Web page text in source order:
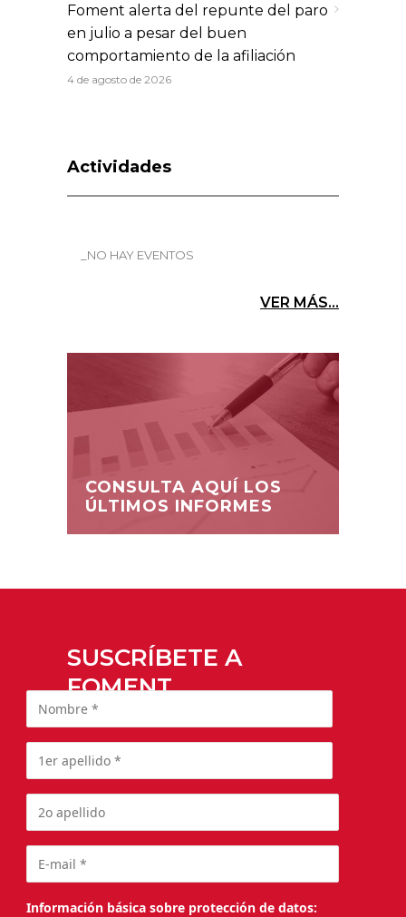
Foment alerta del repunte del paro
en julio a pesar del buen
comportamiento de la afiliación
4 de agosto de 2026
Actividades
_NO HAY EVENTOS
VER MÁS...
CONSULTA AQUÍ LOS
ÚLTIMOS INFORMES
SUSCRÍBETE A
FOMENT
Información básica sobre protección de datos: